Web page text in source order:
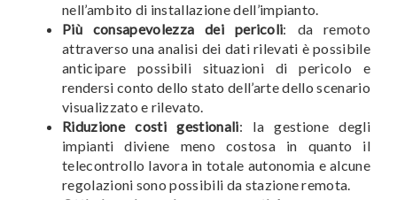
nell’ambito di installazione dell’impianto.
Più consapevolezza dei pericoli: da remoto
attraverso una analisi dei dati rilevati è possibile
anticipare possibili situazioni di pericolo e
rendersi conto dello stato dell’arte dello scenario
visualizzato e rilevato.
Riduzione costi gestionali: la gestione degli
impianti diviene meno costosa in quanto il
telecontrollo lavora in totale autonomia e alcune
regolazioni sono possibili da stazione remota.